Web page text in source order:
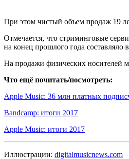
При этом чистый объем продаж 19
Отмечается, что стриминговые
на конец прошлого года
На продажи физических носителей
Что ещё почитать/посмотреть:
Apple Music: 36 млн платных
Bandcamp: итоги 2017
Apple Music: итоги 2017
Иллюстрации: digitalmusicnews.com